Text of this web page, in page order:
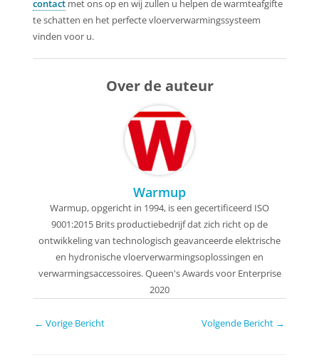
contact met ons op en wij zullen u helpen de warmteafgifte
te schatten en het perfecte vloerverwarmingssysteem
vinden voor u.
Over de auteur
Warmup
Warmup, opgericht in 1994, is een gecertificeerd ISO
9001:2015 Brits productiebedrijf dat zich richt op de
ontwikkeling van technologisch geavanceerde elektrische
en hydronische vloerverwarmingsoplossingen en
verwarmingsaccessoires. Queen's Awards voor Enterprise
2020
← Vorige Bericht Volgende Bericht →